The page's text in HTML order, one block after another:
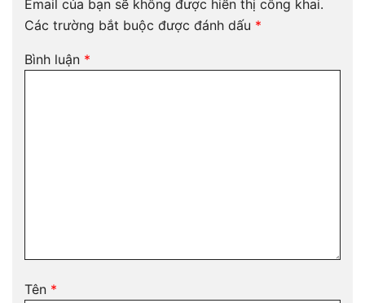
Email của bạn sẽ không được hiển thị công khai.
Các trường bắt buộc được đánh dấu *
Bình luận *
Tên *